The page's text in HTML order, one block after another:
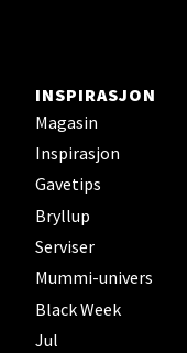
INSPIRASJON
Magasin
Inspirasjon
Gavetips
Bryllup
Serviser
Mummi-univers
Black Week
Jul
Steinkjer -
Sjøfartsgata 2,
Åpent i dag 10-20